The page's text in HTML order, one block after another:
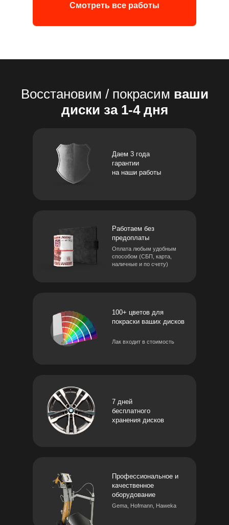
Смотреть все работы
Даем 3 года
гарантии
на наши работы
Работаем без
предоплаты
100+ цветов для
покраски ваших дисков
7 дней
бесплатного
хранения дисков
Профессиональное и
качественное
оборудование
Оплата любым удобным
способом (СБП, карта,
наличные и по счету)
Лак входит в стоимость
Gema, Hofmann, Haweka
Восстановим / покрасим ваши
диски за 1-4 дня